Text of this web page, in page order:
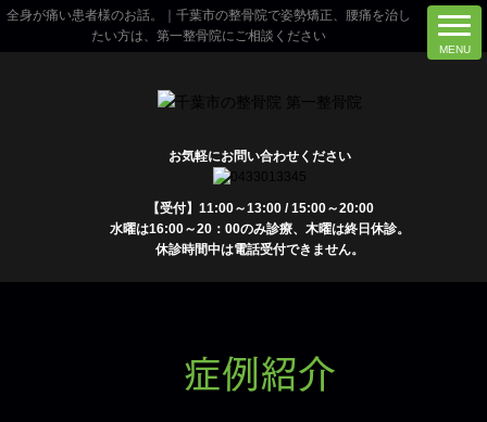
全身が痛い患者様のお話。｜千葉市の整骨院で姿勢矯正、腰痛を治し
たい方は、第一整骨院にご相談ください
お気軽にお問い合わせください
【受付】11:00～13:00 / 15:00～20:00
水曜は16:00～20：00のみ診療、木曜は終日休診。
休診時間中は電話受付できません。
症例紹介